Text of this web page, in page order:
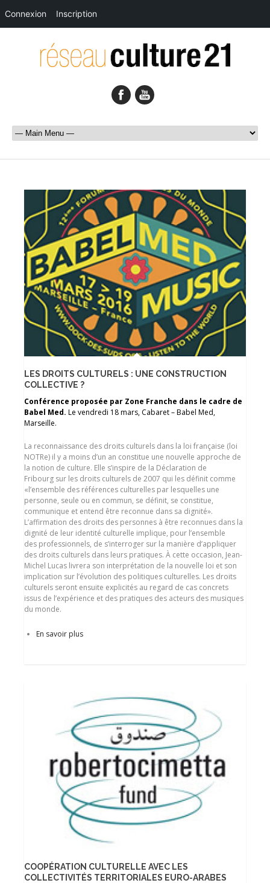
LES DROITS CULTURELS : UNE CONSTRUCTION
COLLECTIVE ?
Conférence proposée par Zone Franche dans le cadre de
Babel Med. Le vendredi 18 mars, Cabaret – Babel Med,
Marseille.
La reconnaissance des droits culturels dans la loi française (loi
NOTRe) il y a moins d’un an constitue une nouvelle approche de
la notion de culture. Elle s’inspire de la Déclaration de
Fribourg sur les droits culturels de 2007 qui les définit comme
«l’ensemble des références culturelles par lesquelles une
personne, seule ou en commun, se définit, se constitue,
communique et entend être reconnue dans sa dignité».
L’affirmation des droits des personnes à être reconnues dans la
dignité de leur identité culturelle implique, pour l’ensemble
des professionnels, de s’interroger sur la manière d’appliquer
des droits culturels dans leurs pratiques. À cette occasion, Jean-
Michel Lucas livrera son interprétation de la nouvelle loi et son
implication sur l’évolution des politiques culturelles. Les droits
culturels seront ensuite explicités au regard de cas concrets
issus de l’expérience et des pratiques des acteurs des musiques
du monde.
En savoir plus
COOPÉRATION CULTURELLE AVEC LES
COLLECTIVITÉS TERRITORIALES EURO-ARABES
Connexion Inscription